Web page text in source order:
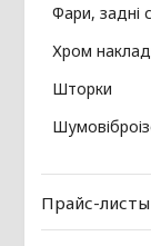
Фари, задні
Хром
Шторки
Прайс-листы